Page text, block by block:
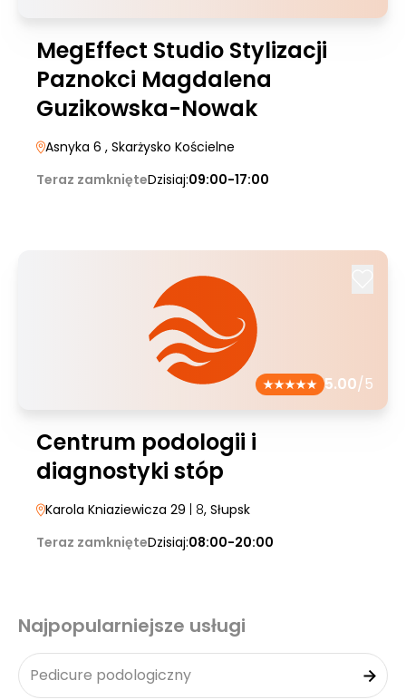
MegEffect Studio Stylizacji
Paznokci Magdalena
Guzikowska-Nowak
Asnyka 6 , Skarżysko Kościelne
Teraz zamknięteDzisiaj:09:00-17:00
5.00/5
Centrum podologii i
diagnostyki stóp
Karola Kniaziewicza 29 | 8, Słupsk
Teraz zamknięteDzisiaj:08:00-20:00
Najpopularniejsze usługi
Pedicure podologiczny